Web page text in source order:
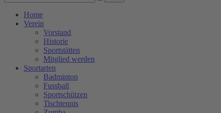
opens
new
opens
in
new
window
Home
Verein
Vorstand
Historie
Sportstätten
Mitglied werden
Sportarten
Badminton
Fussball
Sportschützen
Tischtennis